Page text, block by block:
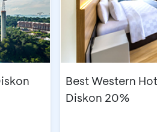
Best Western
Diskon 20%